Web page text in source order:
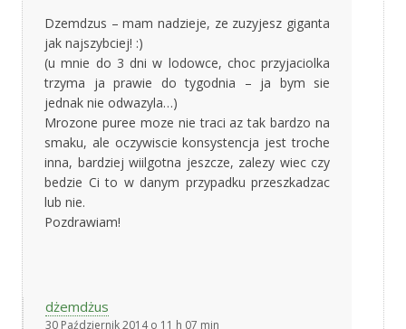
Dzemdzus – mam nadzieje, ze zuzyjesz giganta
jak najszybciej! :)
(u mnie do 3 dni w lodowce, choc przyjaciolka
trzyma ja prawie do tygodnia – ja bym sie
jednak nie odwazyla…)
Mrozone puree moze nie traci az tak bardzo na
smaku, ale oczywiscie konsystencja jest troche
inna, bardziej wiilgotna jeszcze, zalezy wiec czy
bedzie Ci to w danym przypadku przeszkadzac
lub nie.
Pozdrawiam!
dżemdżus
30 Październik 2014 o 11 h 07 min